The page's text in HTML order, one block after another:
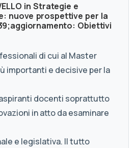
in Strategie e
nuove prospettive per la
Obiettivi
di cui al Master
importanti e decisive per la
docenti soprattutto
in atto da esaminare
e legislativa. Il tutto